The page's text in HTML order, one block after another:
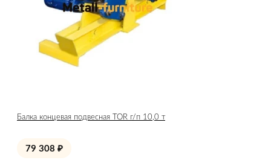
Балка концевая подвесная TOR г/п 10,0 т
79 308 ₽